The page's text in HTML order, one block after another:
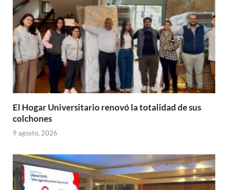
El Hogar Universitario renovó la totalidad de sus
colchones
9 agosto, 2026